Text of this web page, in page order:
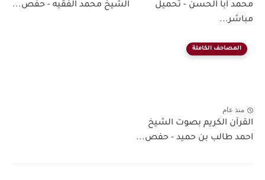
الحسن - تحميل
الشيخ محمد الفقيه - حفص...
الكاملة
بصوت الشيخ
بن حميد - حفص...